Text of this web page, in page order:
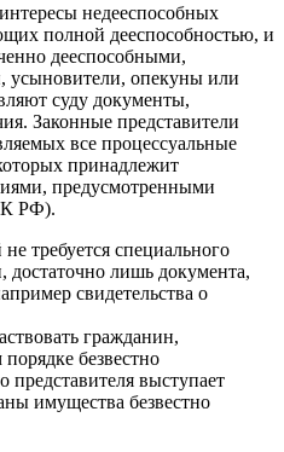
недееспособных
полной дееспособностью, и
дееспособными,
усыновители, опекуны или
суду документы,
Законные представители
все процессуальные
принадлежит
предусмотренными
РФ).
требуется специального
достаточно лишь документа,
свидетельства о
гражданин,
безвестно
представителя выступает
имущества безвестно